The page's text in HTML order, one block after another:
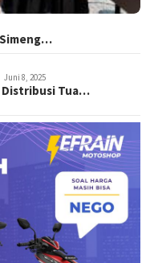
Juni 8, 2025
Distribusi Tua…